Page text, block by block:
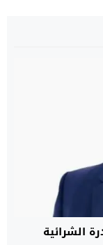
الشرائية